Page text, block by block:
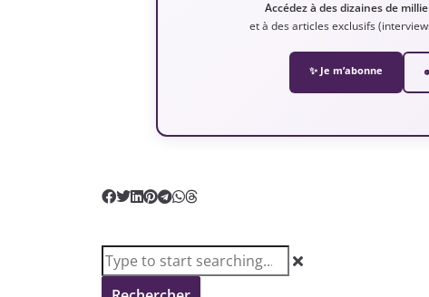
Accédez à des dizaines de
et à des articles exclusifs
✨ Je m’abonne